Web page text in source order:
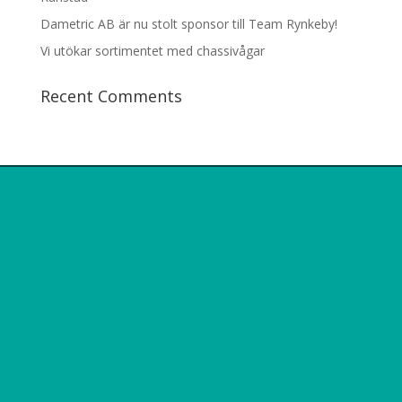
Dametric AB är nu stolt sponsor till Team Rynkeby!
Vi utökar sortimentet med chassivågar
Recent Comments